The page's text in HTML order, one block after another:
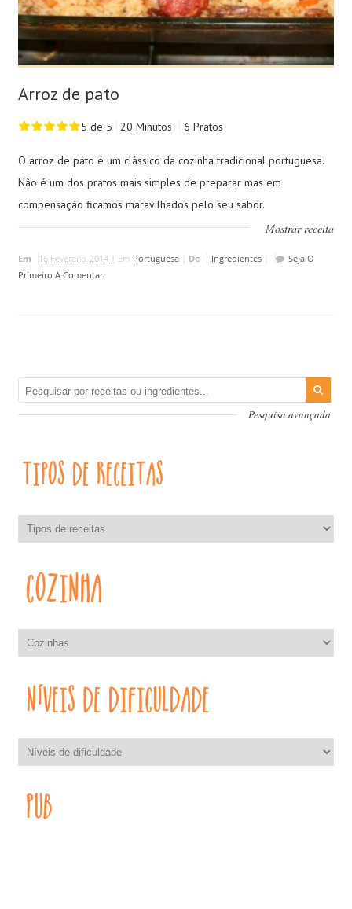
Arroz de pato
5 de 5 20 Minutos 6 Pratos
O arroz de pato é um clássico da cozinha tradicional portuguesa.
Não é um dos pratos mais simples de preparar mas em
compensação ficamos maravilhados pelo seu sabor.
Mostrar receita
Em 16 Fevereiro, 2014 | Em Portuguesa| De Ingredientes|
Seja O
Primeiro A Comentar
Pesquisa avançada